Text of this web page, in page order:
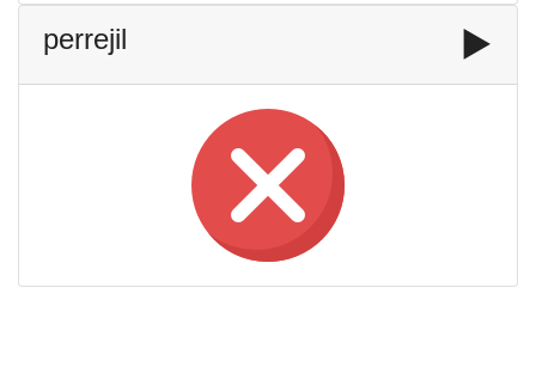
perrejil ▶️